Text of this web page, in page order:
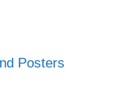
Posters